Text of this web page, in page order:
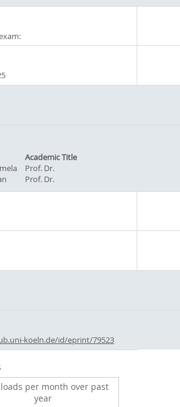
Academic Title
Prof. Dr.
Prof. Dr.
koeln.de/id/eprint/79523
per month over past
year